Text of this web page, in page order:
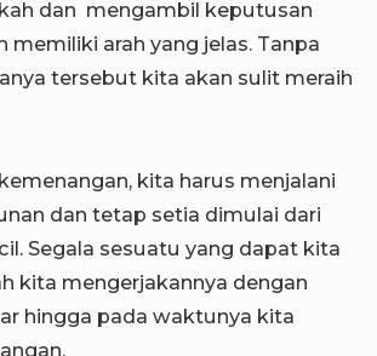
dan mengambil keputusan
memiliki arah yang jelas. Tanpa
tersebut kita akan sulit meraih
kita harus menjalani
dan tetap setia dimulai dari
Segala sesuatu yang dapat kita
kita mengerjakannya dengan
hingga pada waktunya kita